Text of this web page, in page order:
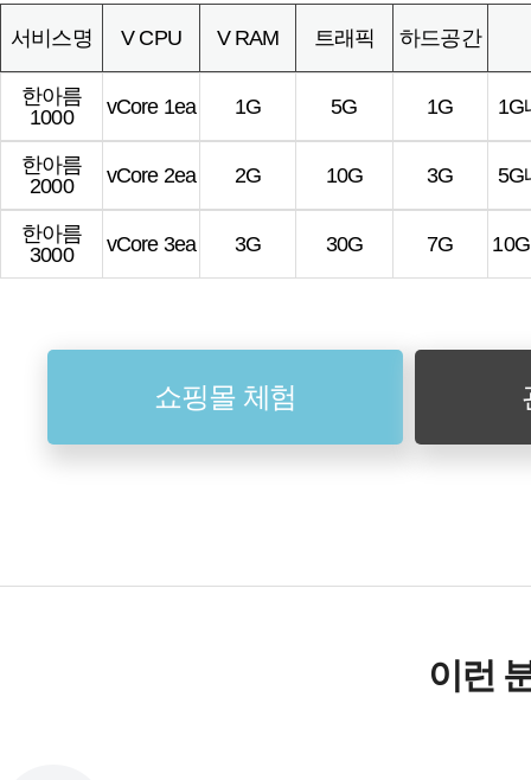
서비스명 V CPU V RAM 트래픽 하드공간
한아름
1000
vCore 1ea 1G 5G 1G 1G
한아름
2000
vCore 2ea 2G 10G 3G 5G
한아름
3000
vCore 3ea 3G 30G 7G
쇼핑몰 체험
이런